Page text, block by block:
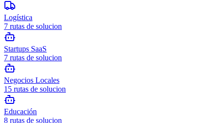
Logística
7 rutas de solucion
Startups SaaS
7 rutas de solucion
Negocios Locales
15 rutas de solucion
Educación
8 rutas de solucion